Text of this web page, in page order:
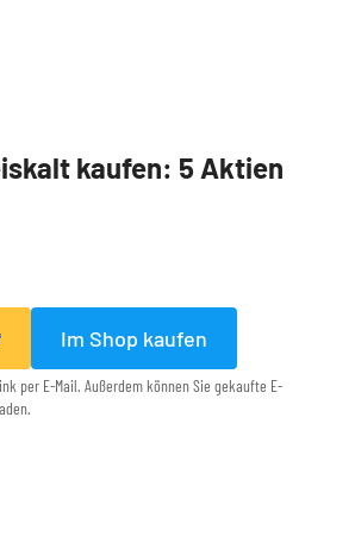
kaufen: 5 Aktien
Im Shop kaufen
per E-Mail. Außerdem können Sie gekaufte E-